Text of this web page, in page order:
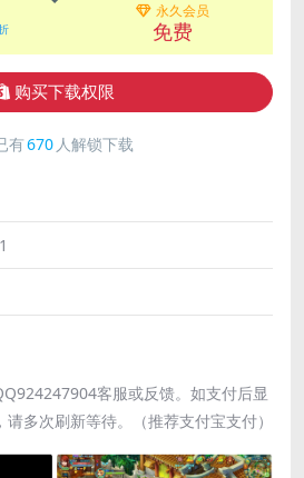
永久会员
免费
购买下载权限
有670 人解锁下载
客服或反馈。如支付后显
多次刷新等待。（推荐支付宝支付）